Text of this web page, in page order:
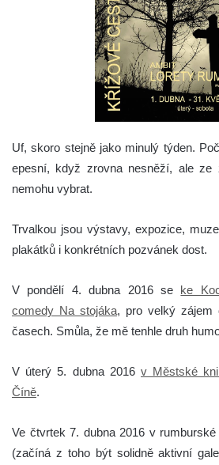
Uf, skoro stejně jako minulý týden.
epesní, když zrovna nesněží, ale ze
nemohu vybrat.
Trvalkou jsou výstavy, expozice,
plakátků i konkrétních pozvánek dost.
V pondělí 4. dubna 2016 se ke
comedy Na stojáka, pro velký zájem
časech. Smůla, že mě tenhle druh
V úterý 5. dubna 2016 v Městské
Číně.
Ve čtvrtek 7. dubna 2016 v
(začíná z toho být solidně aktivní